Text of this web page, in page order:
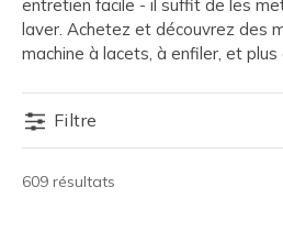
entretien facile - il suffit de les
laver. Achetez et découvrez des
machine à lacets, à enfiler, et plus
Filtre
609 résultats